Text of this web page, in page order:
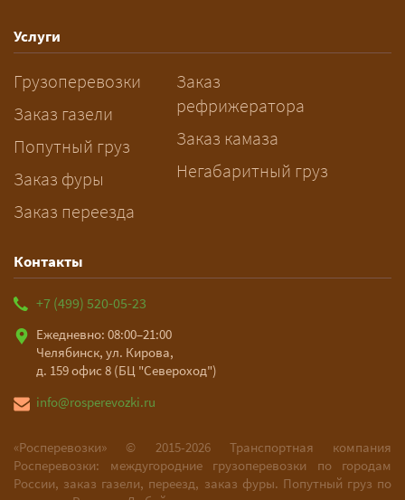
рабочих дней. Оставьте заявку
заблаговременно — логист
рассчитает маршрут и запустит
подготовку документов.
Услуги
Грузоперевозки
Заказ газели
Попутный груз
Заказ фуры
Заказ переезда
Заказ
рефрижератора
Заказ камаза
Негабаритный груз
Контакты
+7 (499) 520-05-23
Ежедневно: 08:00–21:00
Челябинск, ул. Кирова,
д. 159 офис 8 (БЦ "Североход")
info@rosperevozki.ru
«Росперевозки» © 2015-2026
Транспортная компания
Росперевозки: междугородние грузоперевозки по городам
России, заказ газели, переезд, заказ фуры. Попутный груз по